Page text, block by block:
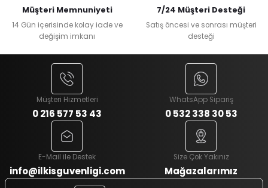
Müşteri Memnuniyeti
14 Gün içerisinde kolay iade ve
değişim imkanı
7/24 Müşteri Desteği
Satış öncesi ve sonrası müşteri
desteği
Müşteri Hizmetleri
0 216 577 53 43
WhatsApp Sipariş
0 532 338 30 53
E-Mail ile Destek
info@ilkisguvenligi.com
Size Çok Yakınız
Mağazalarımız